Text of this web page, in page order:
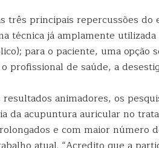
três principais repercussões
técnica já amplamente
para o paciente, uma opção
profissional de saúde, a
animadores, os
da acupuntura auricular no
e com maior número